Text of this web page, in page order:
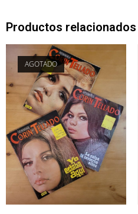
Productos relacionados
AGOTADO